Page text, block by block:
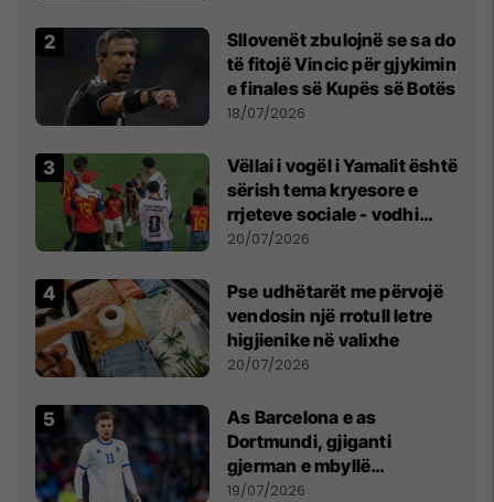
Sllovenët zbulojnë se sa do
të fitojë Vincic për gjykimin
e finales së Kupës së Botës
18/07/2026
Vëllai i vogël i Yamalit është
sërish tema kryesore e
rrjeteve sociale - vodhi
vëmendjen pas finales së
20/07/2026
Pse udhëtarët me përvojë
vendosin një rrotull letre
higjienike në valixhe
20/07/2026
As Barcelona e as
Dortmundi, gjiganti
gjerman e mbyllë
marrëveshjen për Fisnik
19/07/2026